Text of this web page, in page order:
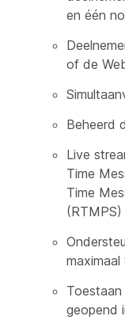
en één
of de
Beheerd
Live
Time
Time
geopend